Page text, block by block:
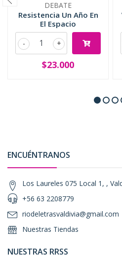
DEBATE
Resistencia Un Año En
El Espacio
+
-
$23.000
ENCUÉNTRANOS
Los Laureles 075 Local 1, ,
+56 63 2208779
riodeletrasvaldivia@gmail.com
Nuestras Tiendas
NUESTRAS RRSS